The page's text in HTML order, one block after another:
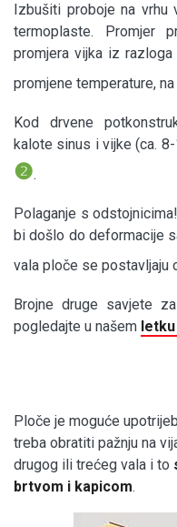
Izbušiti proboje na
termoplaste. Promjer
promjera vijka iz
promjene temperature, na
Kod drvene
kalote sinus i vijke (ca.
❷.
Polaganje s
bi došlo do deformacije
vala ploče se postavljaju
Brojne druge savjete
pogledajte u našem
Ploče je moguće
treba obratiti pažnju na
drugog ili trećeg vala i to
brtvom i kapicom.